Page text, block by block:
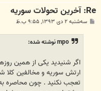
Re: آخرين تحولات سوريه
پ سه‌شنبه ۲ دی ۱۳۹۳, ۹:۵۵ ب.ظ
mpo نوشته شده:
ﺍﮔﺮ ﺷﻨﯿﺪﯾﺪ ﯾﮑﯽ ﺍﺯ ﻫﻤﯿﻦ
ﺍﺭﺗﺶ ﺳﻮﺭﯾﻪ ﻭ ﻣﺨﺎﻟﻔﯿﻦ ﮐﻼ
ﺗﻌﺠﺐ ﻧﮑﻨﯿﺪ . ﭼﻮﻥ ﻣﺤﺎﺻﺮﻩ